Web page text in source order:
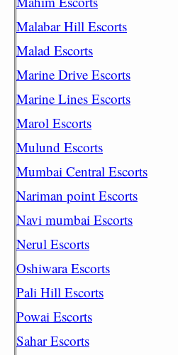
Malabar Hill Escorts
Malad Escorts
Marine Drive Escorts
Marine Lines Escorts
Marol Escorts
Mulund Escorts
Mumbai Central Escorts
Nariman point Escorts
Navi mumbai Escorts
Nerul Escorts
Oshiwara Escorts
Pali Hill Escorts
Powai Escorts
Sahar Escorts